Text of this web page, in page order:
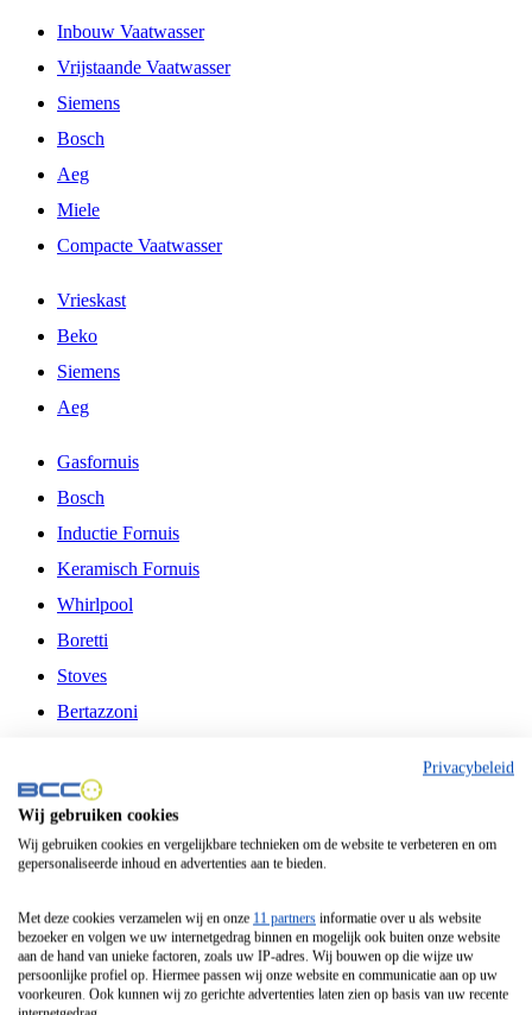
Inbouw Vaatwasser
Vrijstaande Vaatwasser
Siemens
Bosch
Aeg
Miele
Compacte Vaatwasser
Vrieskast
Beko
Siemens
Aeg
Gasfornuis
Bosch
Inductie Fornuis
Keramisch Fornuis
Whirlpool
Boretti
Stoves
Bertazzoni
Fitelli
Airfryer
Frituurpan
Contactgrill
Broodbakmachine
Broodrooster
Privacybeleid
Wij gebruiken cookies
Wij gebruiken cookies en vergelijkbare technieken om de website te verbeteren en om
gepersonaliseerde inhoud en advertenties aan te bieden.
Met deze cookies verzamelen wij en onze 11 partners informatie over u als website
bezoeker en volgen we uw internetgedrag binnen en mogelijk ook buiten onze website
aan de hand van unieke factoren, zoals uw IP-adres. Wij bouwen op die wijze uw
persoonlijke profiel op. Hiermee passen wij onze website en communicatie aan op uw
voorkeuren. Ook kunnen wij zo gerichte advertenties laten zien op basis van uw recente